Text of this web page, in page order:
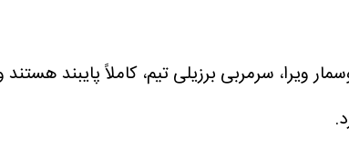
ویرا، سرمربی برزیلی تیم، کاملاً پایبند